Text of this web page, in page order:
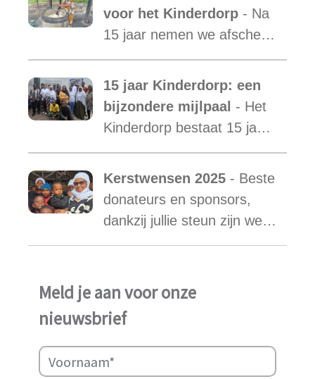
terwijl de vraag blijft
toenemen.
voor het Kinderdorp - Na
15 jaar nemen we afscheid
van Mama Ester. We
starten de zoektocht naar
een nieuwe mama met een
warm hart voor onze
15 jaar Kinderdorp: een
bijzondere mijlpaal - Het
Kinderdorp bestaat 15 jaar
en groeide uit tot een plek
waar honderden kinderen
een stabiele toekomst
vonden.
Kerstwensen 2025 - Beste
donateurs en sponsors,
dankzij jullie steun zijn we
ook in het afgelopen jaar
ondersteunen.
Meld je aan voor onze
nieuwsbrief